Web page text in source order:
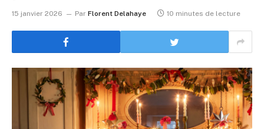
15 janvier 2026 Par Florent Delahaye 10 minutes de lecture